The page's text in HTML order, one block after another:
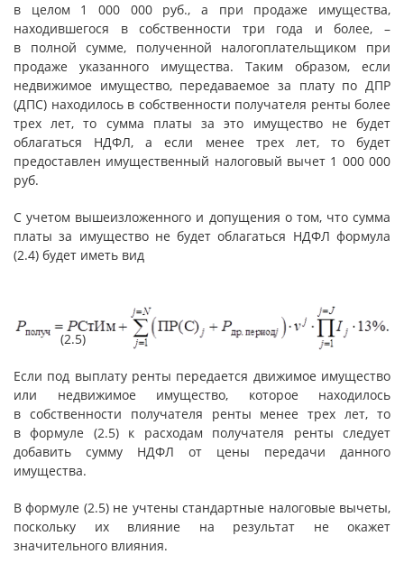
в целом 1 000 000 руб., а при продаже имущества,
находившегося в собственности три года и более, –
в полной сумме, полученной налогоплательщиком при
продаже указанного имущества. Таким образом, если
недвижимое имущество, передаваемое за плату по ДПР
(ДПС) находилось в собственности получателя ренты более
трех лет, то сумма платы за это имущество не будет
облагаться НДФЛ, а если менее трех лет, то будет
предоставлен имущественный налоговый вычет 1 000 000
руб.
С учетом вышеизложенного и допущения о том, что сумма
платы за имущество не будет облагаться НДФЛ формула
(2.4) будет иметь вид
(2.5)
Если под выплату ренты передается движимое имущество
или недвижимое имущество, которое находилось
в собственности получателя ренты менее трех лет, то
в формуле (2.5) к расходам получателя ренты следует
добавить сумму НДФЛ от цены передачи данного
имущества.
В формуле (2.5) не учтены стандартные налоговые вычеты,
поскольку их влияние на результат не окажет
значительного влияния.